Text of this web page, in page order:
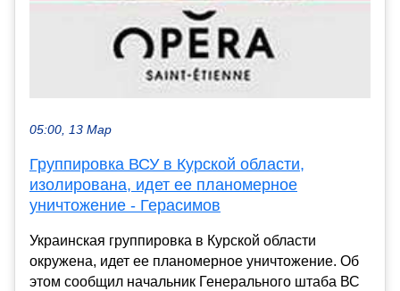
05:00, 13 Мар
Группировка ВСУ в Курской области,
изолирована, идет ее планомерное
уничтожение - Герасимов
Украинская группировка в Курской области
окружена, идет ее планомерное уничтожение. Об
этом сообщил начальник Генерального штаба ВС